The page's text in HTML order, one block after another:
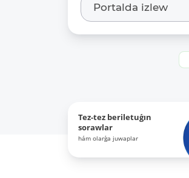
Tez-tez beriletuǵın
sorawlar
hám olarǵa juwaplar